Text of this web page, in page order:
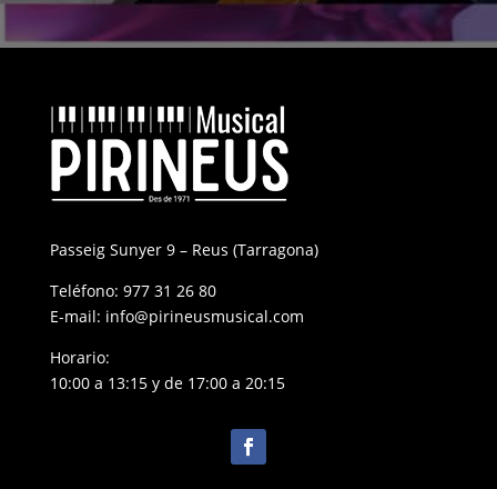
Passeig Sunyer 9 – Reus (Tarragona)
Teléfono: 977 31 26 80
E-mail: info@pirineusmusical.com
Horario:
10:00 a 13:15 y de 17:00 a 20:15